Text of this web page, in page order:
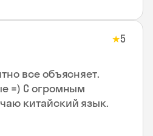
★5
все объясняет.
=) С огромным
китайский язык.